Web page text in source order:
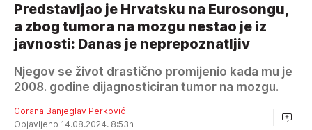
Predstavljao je Hrvatsku na Eurosongu,
a zbog tumora na mozgu nestao je iz
javnosti: Danas je neprepoznatljiv
Njegov se život drastično promijenio kada mu je
2008. godine dijagnosticiran tumor na mozgu.
Gorana Banjeglav Perković
Objavljeno 14.08.2024. 8:53h